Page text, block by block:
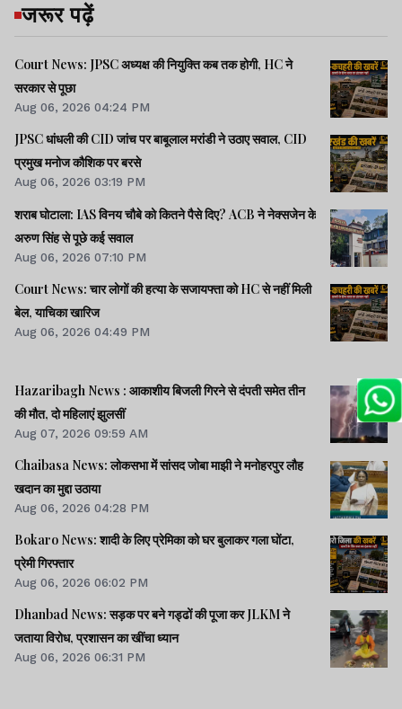
जरूर पढ़ें
Court News: JPSC अध्यक्ष की नियुक्ति कब तक होगी, HC ने
सरकार से पूछा
Aug 06, 2026 04:24 PM
JPSC धांधली की CID जांच पर बाबूलाल मरांडी ने उठाए सवाल, CID
प्रमुख मनोज कौशिक पर बरसे
Aug 06, 2026 03:19 PM
शराब घोटाला: IAS विनय चौबे को कितने पैसे दिए? ACB ने नेक्सजेन के
अरुण सिंह से पूछे कई सवाल
Aug 06, 2026 07:10 PM
Court News: चार लोगों की हत्या के सजायफ्ता को HC से नहीं मिली
बेल, याचिका खारिज
Aug 06, 2026 04:49 PM
Hazaribagh News : आकाशीय बिजली गिरने से दंपती समेत तीन
की मौत, दो महिलाएं झुलसीं
Aug 07, 2026 09:59 AM
Chaibasa News: लोकसभा में सांसद जोबा माझी ने मनोहरपुर लौह
खदान का मुद्दा उठाया
Aug 06, 2026 04:28 PM
Bokaro News: शादी के लिए प्रेमिका को घर बुलाकर गला घोंटा,
प्रेमी गिरफ्तार
Aug 06, 2026 06:02 PM
Dhanbad News: सड़क पर बने गड्ढों की पूजा कर JLKM ने
जताया विरोध, प्रशासन का खींचा ध्यान
Aug 06, 2026 06:31 PM